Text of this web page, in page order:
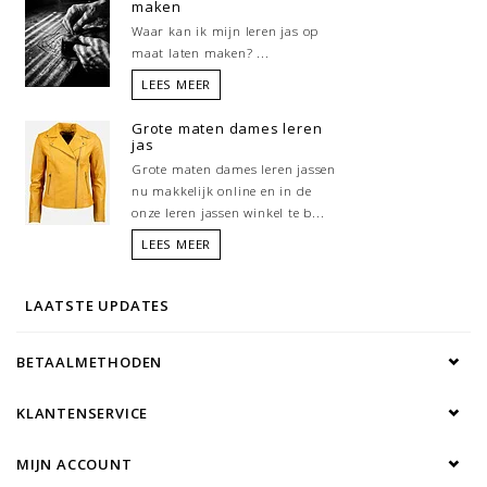
Materiaal:Softshell
Bontkraag:100%American Raccoon
Voering:100% polyester
Insteekzakken
maken
Waar kan ik mijn leren jas op
maat laten maken? ...
LEES MEER
Grote maten dames leren
jas
Grote maten dames leren jassen
nu makkelijk online en in de
onze leren jassen winkel te b...
LEES MEER
LAATSTE UPDATES
BETAALMETHODEN
KLANTENSERVICE
MIJN ACCOUNT